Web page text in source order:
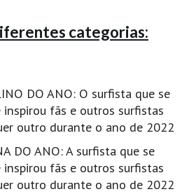
HD
categorias:
DO ANO: O surfista que se
inspirou fãs e outros surfistas
outro durante o ano de 2022
DO ANO: A surfista que se
inspirou fãs e outros surfistas
outro durante o ano de 2022